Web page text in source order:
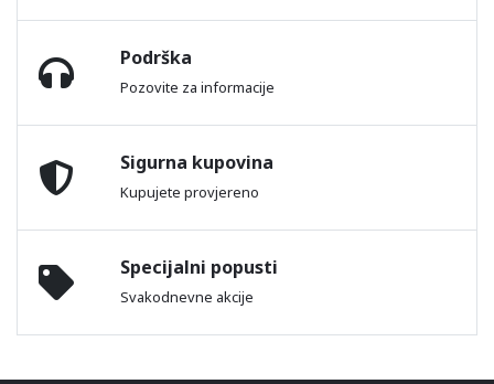
Podrška
Pozovite za informacije
Sigurna kupovina
Kupujete provjereno
Specijalni popusti
Svakodnevne akcije